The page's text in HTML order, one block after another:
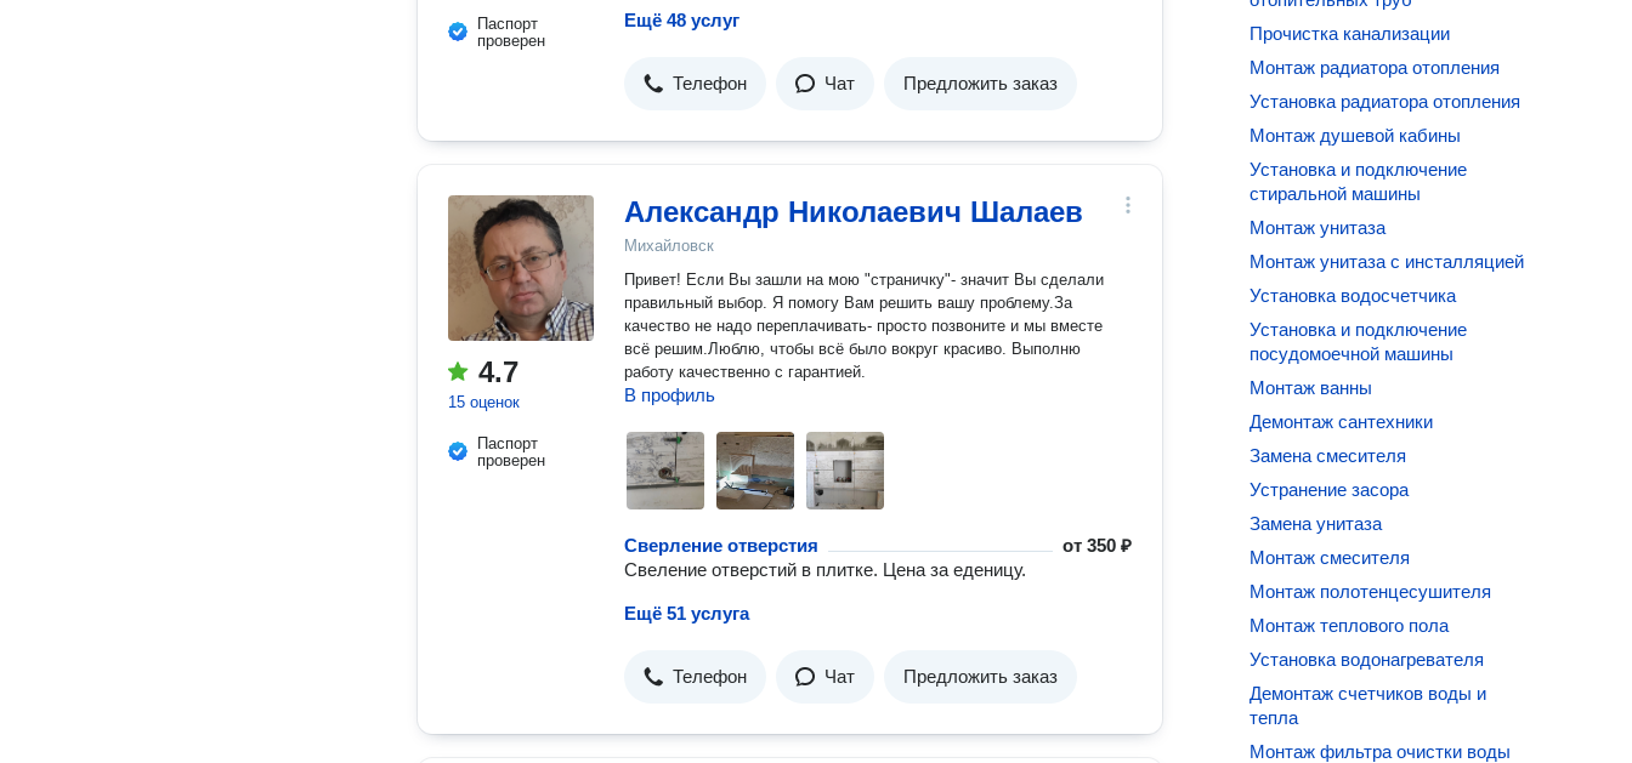
Паспорт
проверен
Ещё 48 услуг
Телефон Чат Предложить заказ
4.7
15 оценок
Паспорт
проверен
Александр Николаевич Шалаев
Михайловск
Привет! Если Вы зашли на мою "страничку"- значит Вы сделали
правильный выбор. Я помогу Вам решить вашу проблему.За
качество не надо переплачивать- просто позвоните и мы вместе
всё решим.Люблю, чтобы всё было вокруг красиво. Выполню
работу качественно с гарантией.
В профиль
Сверление отверстия от350 ₽
Свеление отверстий в плитке. Цена за еденицу.
Ещё 51 услуга
Телефон Чат Предложить заказ
Прочистка канализации
Монтаж радиатора отопления
Установка радиатора отопления
Монтаж душевой кабины
Установка и подключение
стиральной машины
Монтаж унитаза
Монтаж унитаза с инсталляцией
Установка водосчетчика
Установка и подключение
посудомоечной машины
Монтаж ванны
Демонтаж сантехники
Замена смесителя
Устранение засора
Замена унитаза
Монтаж смесителя
Монтаж полотенцесушителя
Монтаж теплового пола
Установка водонагревателя
Демонтаж счетчиков воды и
тепла
Монтаж фильтра очистки воды